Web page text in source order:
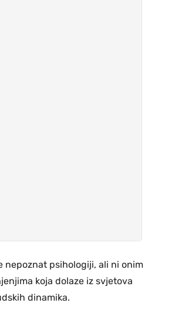
nepoznat psihologiji, ali ni onim
koja dolaze iz svjetova
dinamika.